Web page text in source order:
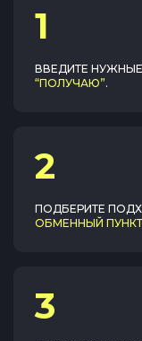
1
ВВЕДИТЕ
“ПОЛУЧАЮ”.
2
ПОДБЕРИТЕ
ОБМЕННЫЙ ПУНКТ
3